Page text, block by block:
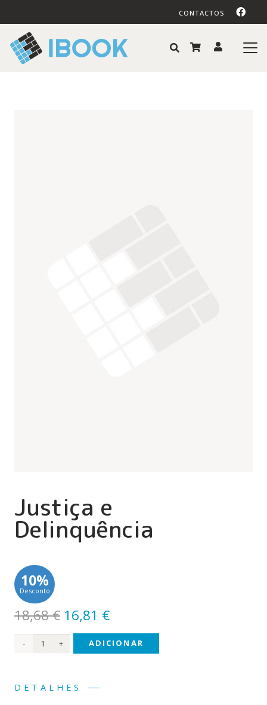
CONTACTOS
Justiça e
Delinquência
10%
Desconto
18,68€ O
preço
original
18,68 €.
16,81 €O
preço
atual
Quantidade
ADICIONAR
DETALHES